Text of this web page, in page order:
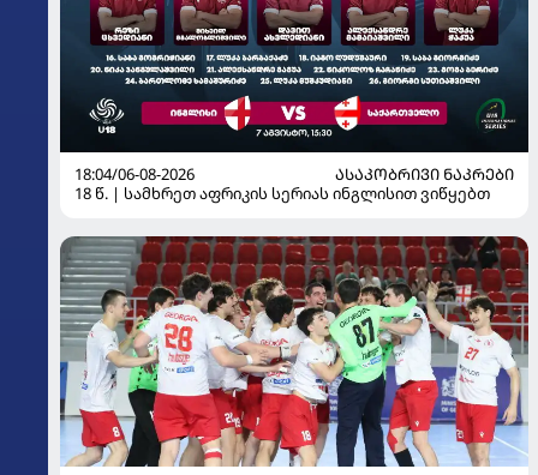
18:04/06-08-2026
ᲐᲡᲐᲙᲝᲑᲠᲘᲕᲘ ᲜᲐᲙᲠᲔᲑᲘ
18 წ. | სამხრეთ აფრიკის სერიას ინგლისით ვიწყებთ